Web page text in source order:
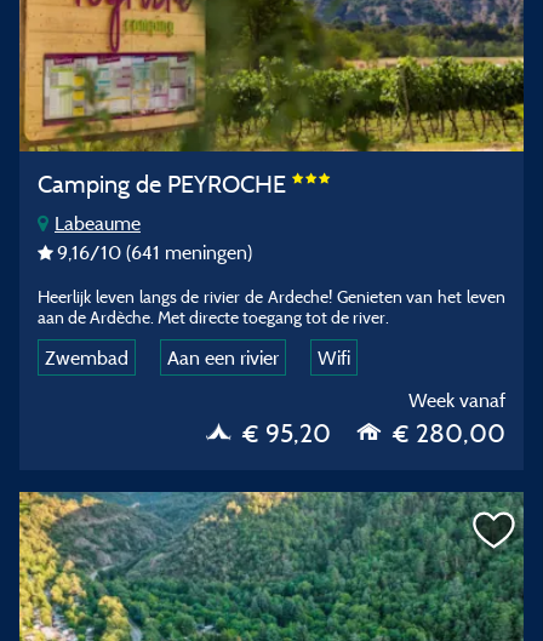
Camping de PEYROCHE
Labeaume
9,16/10 (641 meningen)
Heerlijk leven langs de rivier de Ardeche! Genieten van het leven
aan de Ardèche. Met directe toegang tot de river.
Zwembad Aan een rivier
Wifi
Week vanaf
€ 95,20 € 280,00